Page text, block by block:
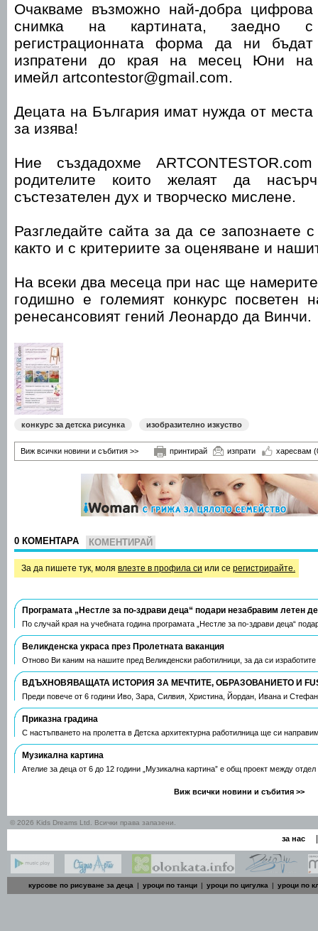
Очакваме възможно най-добра цифрова
снимка на картината, заедно с
регистрационната форма да ни бъдат
изпратени до края на месец Юни на
имейл artcontestor@gmail.com.
Децата на България имат нужда от места
за изява!
Ние създадохме
родителите които желаят да
състезателен дух и творческо мислене.
Разгледайте сайта за да се запознаете
както и с критериите за оценяване и
На всеки два месеца при нас ще
годишно е големият конкурс посветен
ренесансовият гений Леонардо да Винчи.
конкурс за детска рисунка изобразително изкуство
Виж всички новини и събития >> принтирай изпрати харесвам
0 КОМЕНТАРА КОМЕНТИРАЙ
За да пишете тук, моля влезте в профила си или се регистрирайте.
Програмата „Нестле за по-здрави деца“ подари незабравим летен
По случай края на учебната година програмата „Нестле за по-здрави деца“
Великденска украса през Пролетната ваканция
Отново Ви каним на нашите пред Великденски работилници, за да си
ВДЪХНОВЯВАЩАТА ИСТОРИЯ ЗА МЕЧТИТЕ, ОБРАЗОВАНИЕТО И
Преди повече от 6 години Иво, Зара, Силвия, Христина, Йордан, Ивана и
Приказна градина
С настъпването на пролетта в Детска архитектурна работилница ще си
Музикална картина
Ателие за деца от 6 до 12 години „Музикална картина” е общ проект между отдел
Виж всички новини и събития >>
© 2026 Kids Dreams Ltd. Всички права запазени.
за нас |
курсове по рисуване за деца | уроци по танци | уроци по цигулка | уроци по